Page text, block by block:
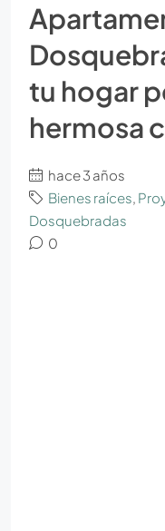
tu hogar
hermosa
hace 3 años
Bienes raíces,
Dosquebradas
0